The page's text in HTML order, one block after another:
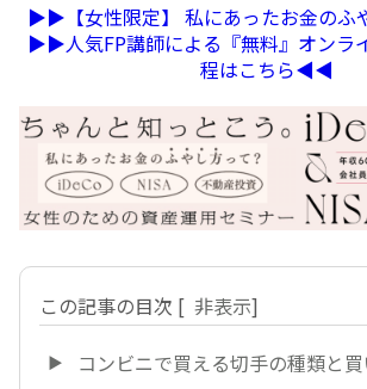
▶︎▶︎【女性限定】 私にあったお金の
▶︎▶︎人気FP講師による『無料』オンラ
程はこちら◀︎◀︎
この記事の目次 [ 非表示]
コンビニで買える切手の種類と